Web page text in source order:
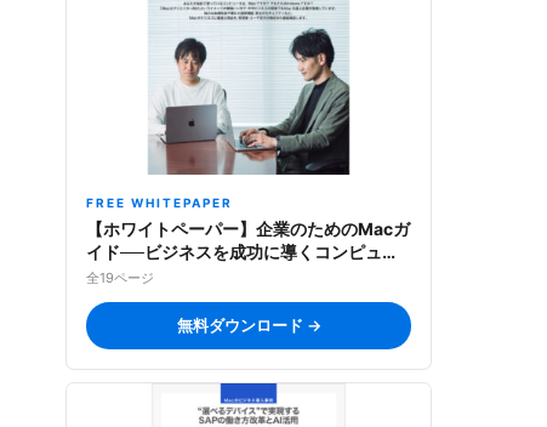
FREE WHITEPAPER
【ホワイトペーパー】企業のためのMacガ
イド──ビジネスを成功に導くコンピュー
タ選びと活用法
全19ページ
無料ダウンロード →